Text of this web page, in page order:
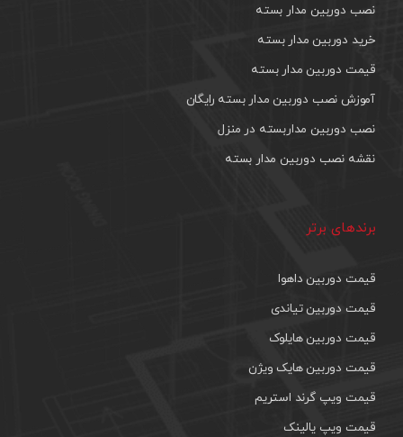
نصب دوربین مدار بسته
خرید دوربین مدار بسته
قیمت دوربین مدار بسته
آموزش نصب دوربین مدار بسته رایگان
نصب دوربین مداربسته در منزل
نقشه نصب دوربین مدار بسته
برندهای برتر
قیمت دوربین داهوا
قیمت دوربین تیاندی
قیمت دوربین هایلوک
قیمت دوربین هایک ویژن
قیمت ویپ گرند استریم
قیمت ویپ یالینک